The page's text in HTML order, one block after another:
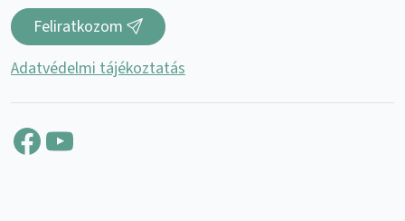
Feliratkozom
Adatvédelmi tájékoztatás
Facebook
YouTube